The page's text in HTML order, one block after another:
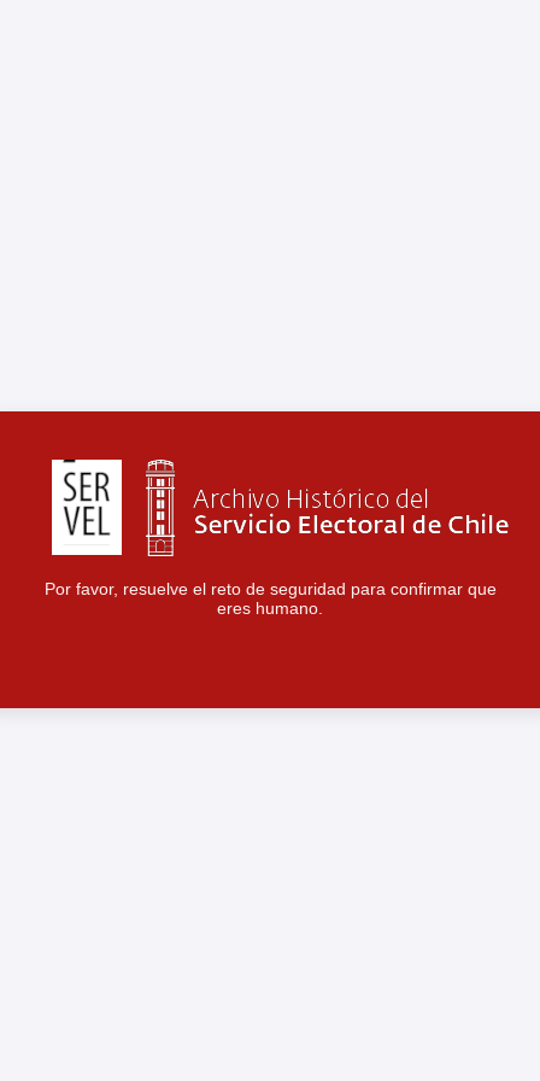
Por favor, resuelve el reto de seguridad para confirmar que
eres humano.